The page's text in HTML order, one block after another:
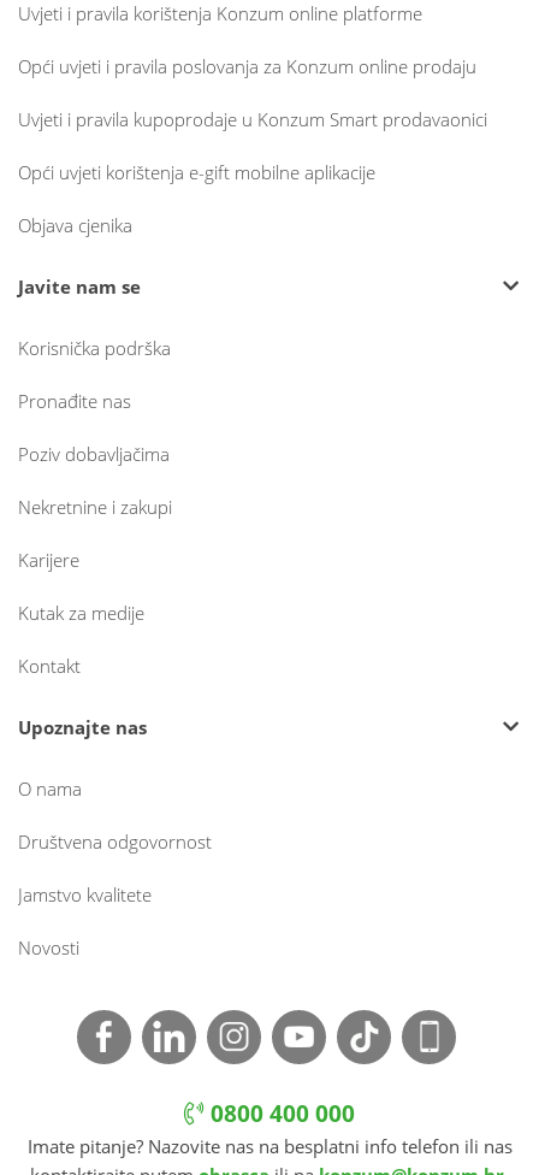
Uvjeti i pravila korištenja Konzum online platforme
Opći uvjeti i pravila poslovanja za Konzum online prodaju
Uvjeti i pravila kupoprodaje u Konzum Smart prodavaonici
Opći uvjeti korištenja e-gift mobilne aplikacije
Objava cjenika
Javite nam se
Korisnička podrška
Pronađite nas
Poziv dobavljačima
Nekretnine i zakupi
Karijere
Kutak za medije
Kontakt
Upoznajte nas
O nama
Društvena odgovornost
Jamstvo kvalitete
Novosti
0800 400 000
Imate pitanje? Nazovite nas na besplatni info telefon ili nas